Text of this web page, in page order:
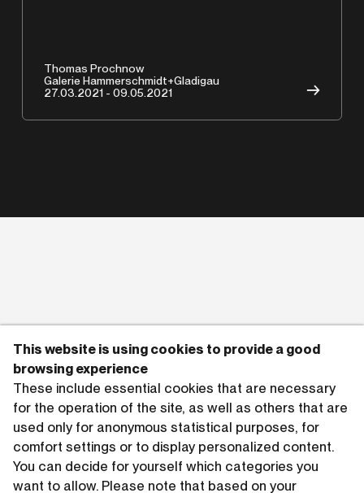
Thomas Prochnow
Galerie Hammerschmidt+Gladigau
27.03.2021 - 09.05.2021
→
This website is using cookies to provide a good
browsing experience
These include essential cookies that are necessary
for the operation of the site, as well as others that are
used only for anonymous statistical purposes, for
comfort settings or to display personalized content.
You can decide for yourself which categories you
want to allow. Please note that based on your